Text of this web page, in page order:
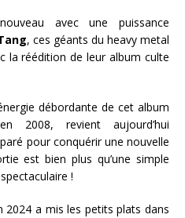
avec une puissance
, ces géants du heavy metal
la réédition de leur album culte
débordante de cet album
2008, revient aujourd’hui
pour conquérir une nouvelle
est bien plus qu’une simple
!
2024 a mis les petits plats dans